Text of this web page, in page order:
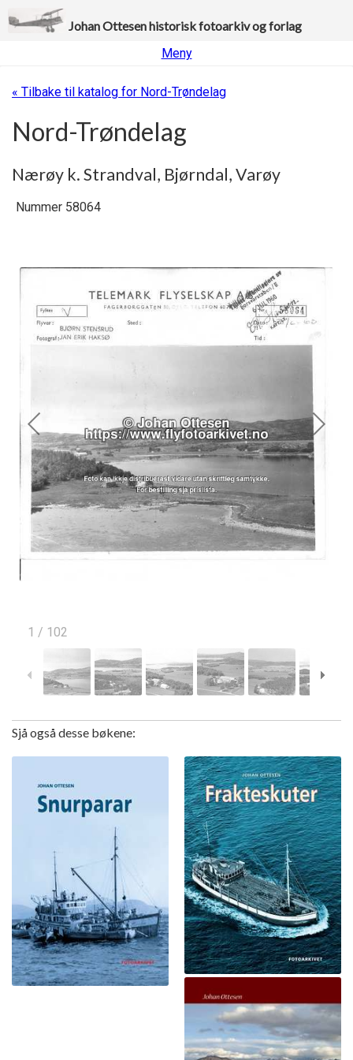
Johan Ottesen historisk fotoarkiv og forlag
Meny
« Tilbake til katalog for Nord-Trøndelag
Nord-Trøndelag
Nærøy k. Strandval, Bjørndal, Varøy
1 / 102
Nummer 58064
Sjå også desse bøkene: